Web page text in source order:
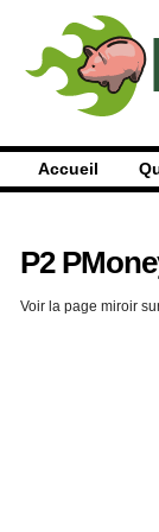
Accueil
P2
Voir la page miroir